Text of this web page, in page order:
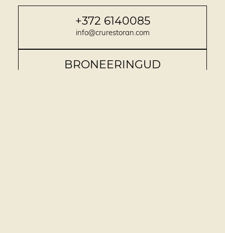
+372 6140085
info@crurestoran.com
BRONEERINGUD